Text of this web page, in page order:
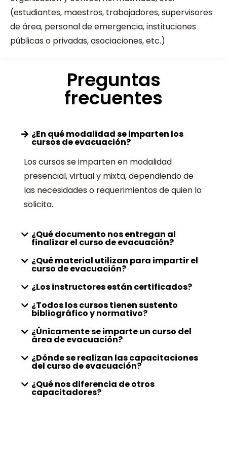
(estudiantes, maestros, trabajadores, supervisores
de área, personal de emergencia, instituciones
públicas o privadas, asociaciones, etc.)
Preguntas
frecuentes
¿En qué modalidad se imparten los
cursos de evacuación?
Los cursos se imparten en modalidad
presencial, virtual y mixta, dependiendo de
las necesidades o requerimientos de quien lo
solicita.
¿Qué documento nos entregan al
finalizar el curso de evacuación?
¿Qué material utilizan para impartir el
curso de evacuación?
¿Los instructores están certificados?
¿Todos los cursos tienen sustento
bibliográfico y normativo?
¿Únicamente se imparte un curso del
área de evacuación?
¿Dónde se realizan las capacitaciones
del curso de evacuación?
¿Qué nos diferencia de otros
capacitadores?